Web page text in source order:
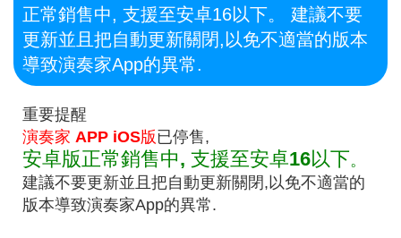
正常銷售中, 支援至安卓16以下。 建議不要
更新並且把自動更新關閉,以免不適當的版本
導致演奏家App的異常.
重要提醒
演奏家 APP iOS版已停售,
安卓版正常銷售中, 支援至安卓16以下。
建議不要更新並且把自動更新關閉,以免不適當的
版本導致演奏家App的異常.